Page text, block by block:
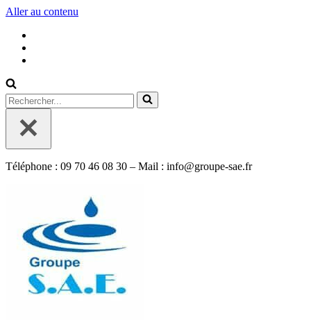
Aller au contenu
Rechercher...
Téléphone : 09 70 46 08 30 – Mail : info@groupe-sae.fr